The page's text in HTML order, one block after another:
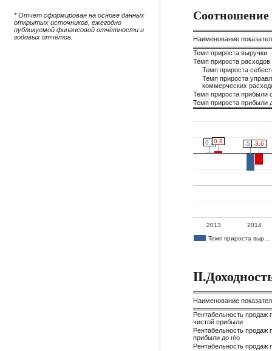
* Отчет сформирован на основе данных
открытых источников, ежегодно
публикуемой финансовой отчётности и
годовых отчётов.
Соотношение
Наименование
Темп прироста выручки
Темп прироста расходов
Темп прироста
Темп прироста
коммерческих
Темп прироста прибыли
Темп прироста прибыли
Темп прироста выр…
2013 2014
0.2
0.2 -5.5
-5.5
0.8
0.8 -3.6
-3.6
Наименование
Рентабельность продаж
чистой прибыли
Рентабельность продаж
прибыли до н\о
Рентабельность продаж